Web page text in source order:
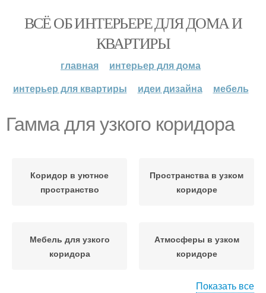
ВСЁ ОБ ИНТЕРЬЕРЕ ДЛЯ ДОМА И
КВАРТИРЫ
главная
интерьер для дома
интерьер для квартиры
идеи дизайна мебель
Гамма для узкого коридора
Коридор в уютное
пространство
Пространства в узком
коридоре
Мебель для узкого
коридора
Атмосферы в узком
коридоре
Показать все